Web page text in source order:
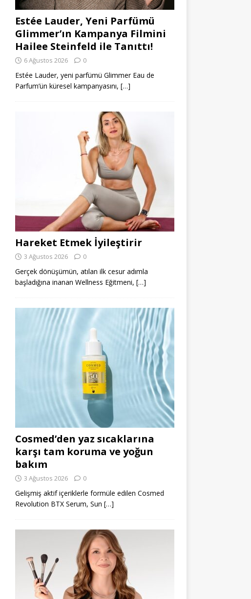
Estée Lauder, Yeni Parfümü
Glimmer’ın Kampanya Filmini
Hailee Steinfeld ile Tanıttı!
6 Ağustos 2026 0
Estée Lauder, yeni parfümü Glimmer Eau de
Parfum’ün küresel kampanyasını, […]
Hareket Etmek İyileştirir
3 Ağustos 2026 0
Gerçek dönüşümün, atılan ilk cesur adımla
başladığına inanan Wellness Eğitmeni, […]
Cosmed’den yaz sıcaklarına
karşı tam koruma ve yoğun
bakım
3 Ağustos 2026 0
Gelişmiş aktif içeriklerle formüle edilen Cosmed
Revolution BTX Serum, Sun […]